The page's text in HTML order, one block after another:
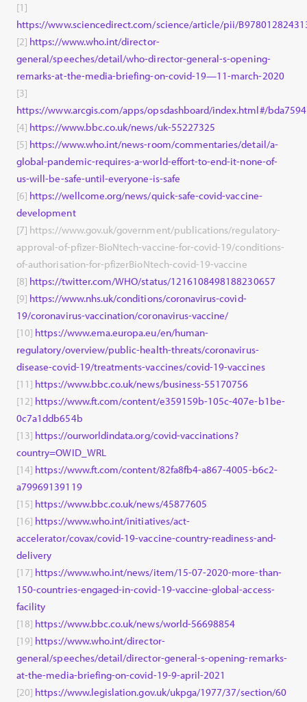
[1]
https://www.sciencedirect.com/science/article/pii/
[2] https://www.who.int/director-
general/speeches/detail/who-director-general-s-opening-
remarks-at-the-media-briefing-on-covid-19—11-march-2020
[3]
https://www.arcgis.com/apps/opsdashboard/index.html#/
[4] https://www.bbc.co.uk/news/uk-55227325
[5] https://www.who.int/news-room/commentaries/detail/a-
global-pandemic-requires-a-world-effort-to-end-it-none-of-
us-will-be-safe-until-everyone-is-safe
[6] https://wellcome.org/news/quick-safe-covid-vaccine-
development
[7] https://www.gov.uk/government/publications/regulatory-
approval-of-pfizer-BioNtech-vaccine-for-covid-19/conditions-
of-authorisation-for-pfizerBioNtech-covid-19-vaccine
[8] https://twitter.com/WHO/status/1216108498188230657
[9] https://www.nhs.uk/conditions/coronavirus-covid-
19/coronavirus-vaccination/coronavirus-vaccine/
[10] https://www.ema.europa.eu/en/human-
regulatory/overview/public-health-threats/coronavirus-
disease-covid-19/treatments-vaccines/covid-19-vaccines
[11] https://www.bbc.co.uk/news/business-55170756
[12] https://www.ft.com/content/e359159b-105c-407e-b1be-
0c7a1ddb654b
[13] https://ourworldindata.org/covid-vaccinations?
country=OWID_WRL
[14] https://www.ft.com/content/82fa8fb4-a867-4005-b6c2-
a79969139119
[15] https://www.bbc.co.uk/news/45877605
[16] https://www.who.int/initiatives/act-
accelerator/covax/covid-19-vaccine-country-readiness-and-
delivery
[17] https://www.who.int/news/item/15-07-2020-more-than-
150-countries-engaged-in-covid-19-vaccine-global-access-
facility
[18] https://www.bbc.co.uk/news/world-56698854
[19] https://www.who.int/director-
general/speeches/detail/director-general-s-opening-remarks-
at-the-media-briefing-on-covid-19-9-april-2021
[20] https://www.legislation.gov.uk/ukpga/1977/37/section/60